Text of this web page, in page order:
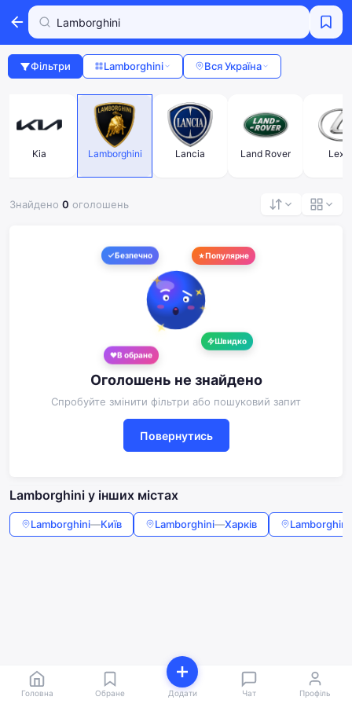
Фільтри Lamborghini Вся Україна
Kia Lamborghini Lancia Land Rover
Знайдено 0 оголошень
Безпечно Популярне
Швидко
В обране
Оголошень не знайдено
Спробуйте змінити фільтри або пошуковий запит
Повернутись
Lamborghini у інших містах
Lamborghini—Київ Lamborghini—Харків Lamborghini
Головна Обране Додати Чат Профіль